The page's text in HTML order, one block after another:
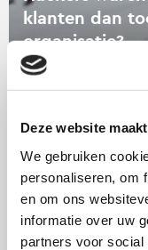
Deze website
We gebruiken
personaliseren, om
en om ons
informatie over uw
partners voor
klanten dan
organisatie?
Blogs uit de
09/07/26 door SWOCC
jouw
organisatie?
Lees
verder
over
Lekker